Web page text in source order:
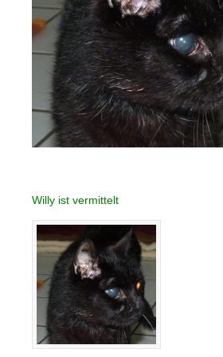
Willy ist vermittelt